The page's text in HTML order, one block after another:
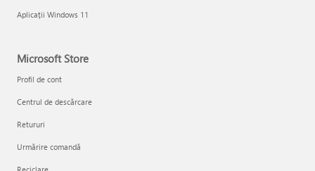
Aplicații Windows 11
Microsoft Store
Profil de cont
Centrul de descărcare
Retururi
Urmărire comandă